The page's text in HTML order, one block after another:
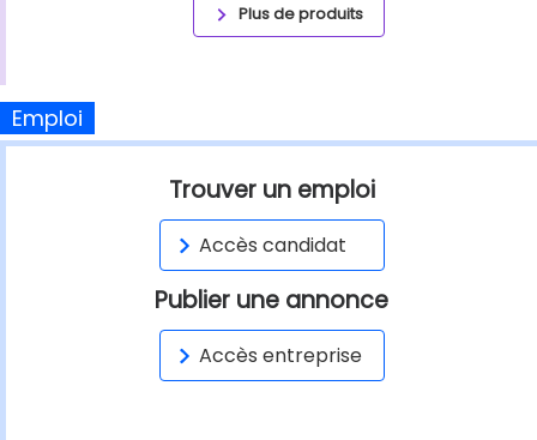
Plus de produits
Emploi
Trouver un emploi
Accès candidat
Publier une annonce
Accès entreprise